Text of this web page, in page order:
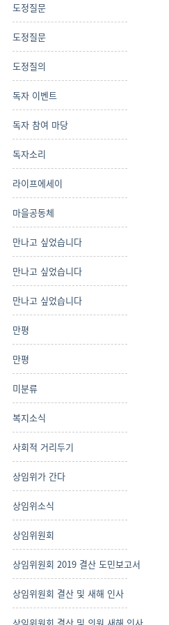
도정질문
도정질문
도정질의
독자 이벤트
독자 참여 마당
독자소리
라이프에세이
마을공동체
만나고 싶었습니다
만나고 싶었습니다
만나고 싶었습니다
만평
만평
미분류
복지소식
사회적 거리두기
상임위가 간다
상임위소식
상임위원회
상임위원회 2019 결산 도민보고서
상임위원회 결산 및 새해 인사